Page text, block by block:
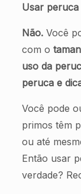
Usar
Não.Você
com o
uso da
peruca e
Você pode
primos têm
ou até
Então usar
verdade?